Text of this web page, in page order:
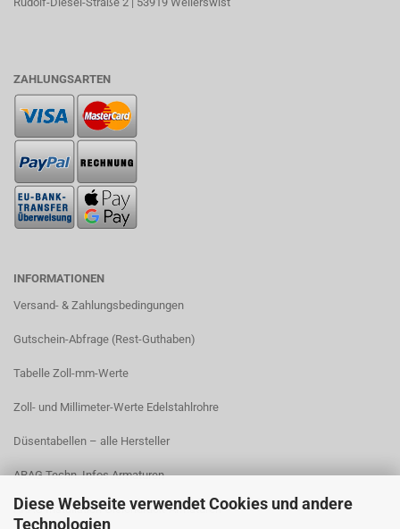
Diese Webseite verwendet Cookies und andere
Technologien
ZAHLUNGSARTEN
INFORMATIONEN
Versand- & Zahlungsbedingungen​
Gutschein-Abfrage (Rest-Guthaben)
Tabelle Zoll-mm-Werte
Zoll- und Millimeter-Werte Edelstahlrohre
Düsentabellen – alle Hersteller
ARAG Techn. Infos Armaturen
ARAG Installation Gleichdruck-Armaturen